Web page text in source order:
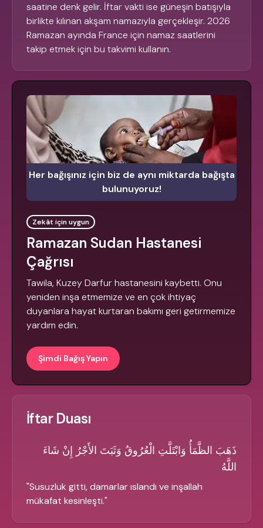
saatine denk gelir. İftar vakti ise güneşin batışıyla
birlikte kılınan akşam namazıyla gerçekleşir. 2026
Ramazan ayında France için namaz saatlerini
takip etmek için bu takvimi kullanın.
Her bağışınız için biz de aynı miktarda bağışta
bulunuyoruz!
Zekât için uygun
Ramazan Sudan Hastanesi
Çağrısı
Tawila, Kuzey Darfur hastanesini kaybetti. Onu
yeniden inşa etmemize ve en çok ihtiyaç
duyanlara hayat kurtaran bakımı geri getirmemize
yardım edin.
Şimdi Bağış Yapın
İftar Duası
ذَهَبَ الظَّمَأُ وَابْتَلَّتِ الْعُرُوقُ وَثَبَتَ الأَجْرُ إِنْ شَاءَ
اللَّهُ
"Susuzluk gitti, damarlar ıslandı ve inşallah
mükafat kesinleşti."